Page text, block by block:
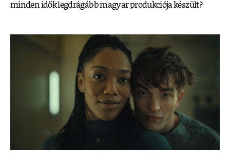
minden idők legdrágább magyar produkciója készült?